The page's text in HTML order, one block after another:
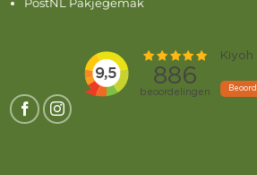
PostNL Pakjegemak